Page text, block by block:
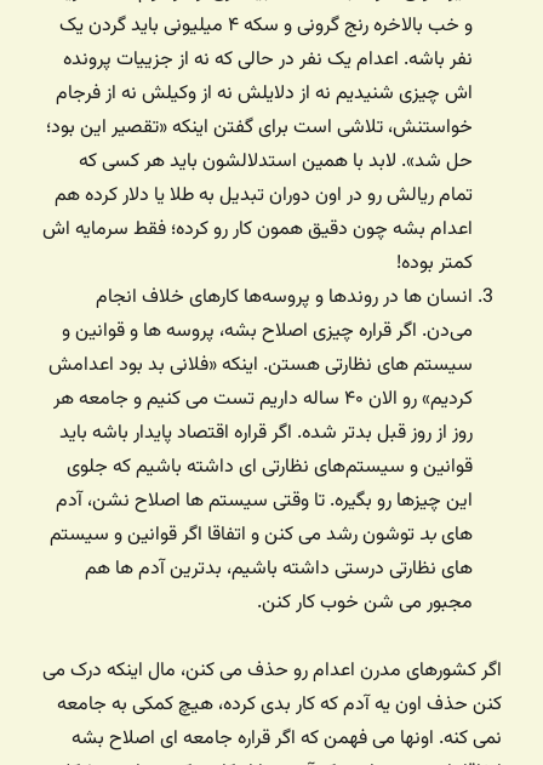
و خب بالاخره رنج گرونی و سکه ۴ میلیونی باید گردن یک
نفر باشه. اعدام یک نفر در حالی که نه از جزییات پرونده
اش چیزی شنیدیم نه از دلایلش نه از وکیلش نه از فرجام
خواستنش، تلاشی است برای گفتن اینکه «تقصیر این بود؛
حل شد». لابد با همین استدلالشون باید هر کسی که
تمام ریالش رو در اون دوران تبدیل به طلا یا دلار کرده هم
اعدام بشه چون دقیق همون کار رو کرده؛ فقط سرمایه اش
کمتر بوده!
انسان ها در روندها و پروسه‌ها کارهای خلاف انجام
می‌دن. اگر قراره چیزی اصلاح بشه، پروسه ها و قوانین و
سیستم های نظارتی هستن. اینکه «فلانی بد بود اعدامش
کردیم» رو الان ۴۰ ساله داریم تست می کنیم و جامعه هر
روز از روز قبل بدتر شده. اگر قراره اقتصاد پایدار باشه باید
قوانین و سیستم‌های نظارتی ای داشته باشیم که جلوی
این چیزها رو بگیره. تا وقتی سیستم ها اصلاح نشن، آدم
هایبد توشون رشد می کنن و اتفاقا اگر قوانین و سیستم
های نظارتی درستی داشته باشیم، بدترین آدم ها هم
مجبور می شن خوب کار کنن.
اگر کشورهای مدرن اعدام رو حذف می کنن، مال اینکه درک می
کنن حذف اون یه آدم که کار بدی کرده، هیچ کمکی به جامعه
نمی کنه. اونها می فهمن که اگر قراره جامعه ای اصلاح بشه